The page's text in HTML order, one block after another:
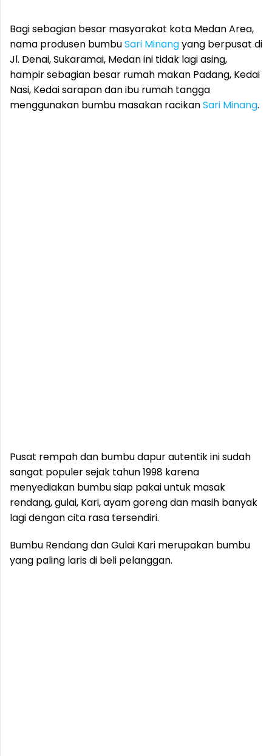
‎Bagi sebagian besar masyarakat kota Medan Area,
nama produsen bumbuSari Minangyang berpusat di
Jl. Denai, Sukaramai, Medan ini tidak lagi asing,
hampir sebagian besar rumah makan Padang, Kedai
Nasi, Kedai sarapan dan ibu rumah tangga
menggunakan bumbu masakan racikanSari Minang.
‎Pusat rempah dan bumbu dapur autentik ini sudah
sangat populer sejak tahun 1998 karena
menyediakan bumbu siap pakai untuk masak
rendang, gulai, Kari, ayam goreng dan masih banyak
lagi dengan cita rasa tersendiri.
‎Bumbu Rendang dan Gulai Kari merupakan bumbu
yang paling laris di beli pelanggan.